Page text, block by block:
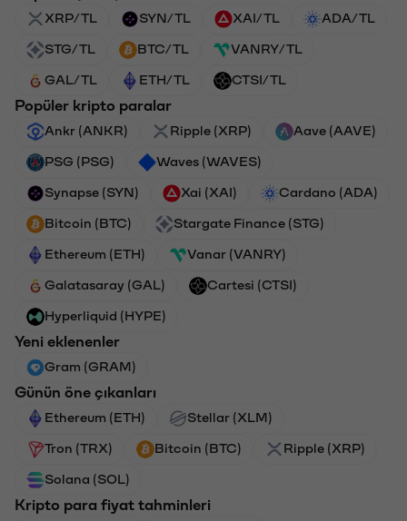
XRP/TL SYN/TL XAI/TL ADA/TL
STG/TL BTC/TL VANRY/TL
GAL/TL ETH/TL CTSI/TL
Popüler kripto paralar
Ankr (ANKR) Ripple (XRP) Aave (AAVE)
PSG (PSG) Waves (WAVES)
Synapse (SYN) Xai (XAI) Cardano (ADA)
Bitcoin (BTC) Stargate Finance (STG)
Ethereum (ETH) Vanar (VANRY)
Galatasaray (GAL) Cartesi (CTSI)
Hyperliquid (HYPE)
Yeni eklenenler
Gram (GRAM)
Günün öne çıkanları
Ethereum (ETH) Stellar (XLM)
Tron (TRX) Bitcoin (BTC) Ripple (XRP)
Solana (SOL)
Kripto para fiyat tahminleri